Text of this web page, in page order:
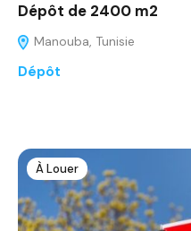
Dépôt de 2400 m2
Manouba, Tunisie
Dépôt
À Louer